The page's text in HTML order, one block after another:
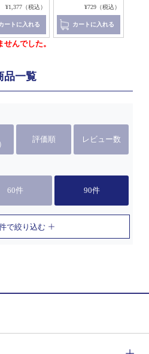
¥1,377（税込）
ートに入れる
¥729（税込）
カートに入れる
んでした。
品一覧
評価順 レビュー数
60件 90件
で絞り込む